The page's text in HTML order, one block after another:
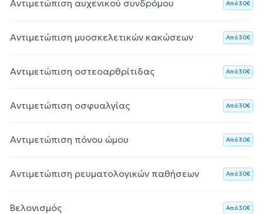
Αντιμετώπιση αυχενικού συνδρόμου Aπό 30€
Αντιμετώπιση μυοσκελετικών κακώσεων Aπό 30€
Αντιμετώπιση οστεοαρθρίτιδας Aπό 30€
Αντιμετώπιση οσφυαλγίας Aπό 30€
Αντιμετώπιση πόνου ώμου Aπό 30€
Αντιμετώπιση ρευματολογικών παθήσεων Aπό 30€
Βελονισμός Aπό 30€